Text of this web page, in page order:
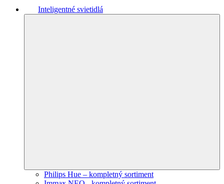
Inteligentné svietidlá
Philips Hue – kompletný sortiment